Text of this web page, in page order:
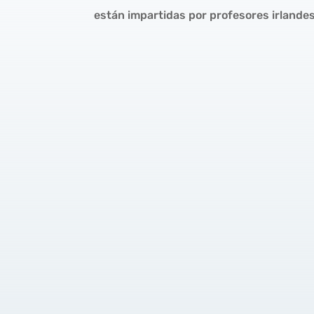
están impartidas por profesores